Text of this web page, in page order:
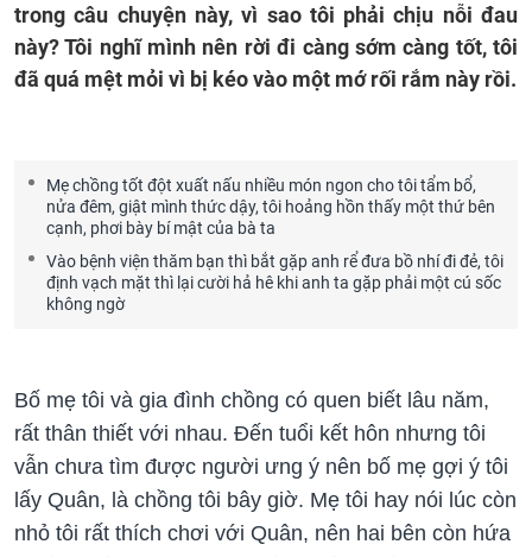
trong câu chuyện này, vì sao tôi phải chịu nỗi đau
này? Tôi nghĩ mình nên rời đi càng sớm càng tốt, tôi
đã quá mệt mỏi vì bị kéo vào một mớ rối rắm này rồi.
Mẹ chồng tốt đột xuất nấu nhiều món ngon cho tôi tẩm bổ,
nửa đêm, giật mình thức dậy, tôi hoảng hồn thấy một thứ bên
cạnh, phơi bày bí mật của bà ta
Vào bệnh viện thăm bạn thì bắt gặp anh rể đưa bồ nhí đi đẻ, tôi
định vạch mặt thì lại cười hả hê khi anh ta gặp phải một cú sốc
không ngờ
Bố mẹ tôi và gia đình chồng có quen biết lâu năm,
rất thân thiết với nhau. Đến tuổi kết hôn nhưng tôi
vẫn chưa tìm được người ưng ý nên bố mẹ gợi ý tôi
lấy Quân, là chồng tôi bây giờ. Mẹ tôi hay nói lúc còn
nhỏ tôi rất thích chơi với Quân, nên hai bên còn hứa